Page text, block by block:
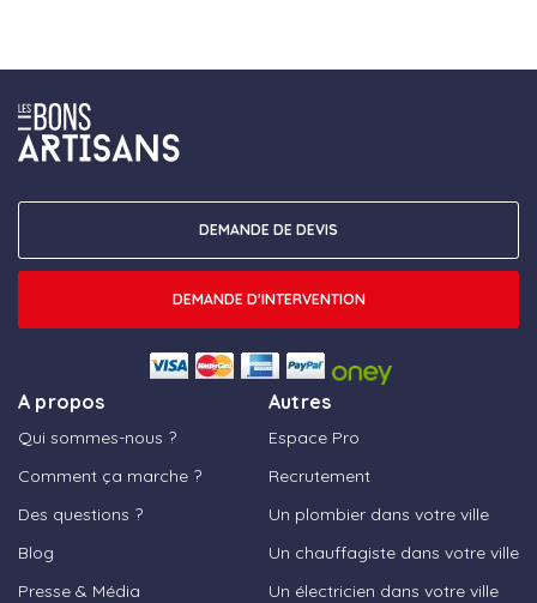
A propos
Qui sommes-nous ?
Comment ça marche ?
Des questions ?
Blog
Presse & Média
Autres
Espace Pro
Recrutement
Un plombier dans votre ville
Un chauffagiste dans votre ville
Un électricien dans votre ville
DEMANDE DE DEVIS
DEMANDE D'INTERVENTION